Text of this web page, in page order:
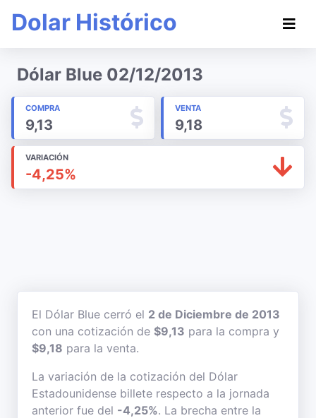
Dolar Histórico
Dólar Blue 02/12/2013
COMPRA
9,13
VENTA
9,18
VARIACIÓN
-4,25%
El Dólar Blue cerró el 2 de Diciembre de 2013
con una cotización de $9,13 para la compra y
$9,18 para la venta.
La variación de la cotización del Dólar
Estadounidense billete respecto a la jornada
anterior fue del -4,25%. La brecha entre la